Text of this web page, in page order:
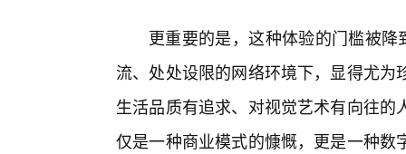
更重要的是，这种体验的门槛被降
流、处处设限的网络环境下，显得尤
生活品质有追求、对视觉艺术有向往
仅是一种商业模式的慷慨，更是一种